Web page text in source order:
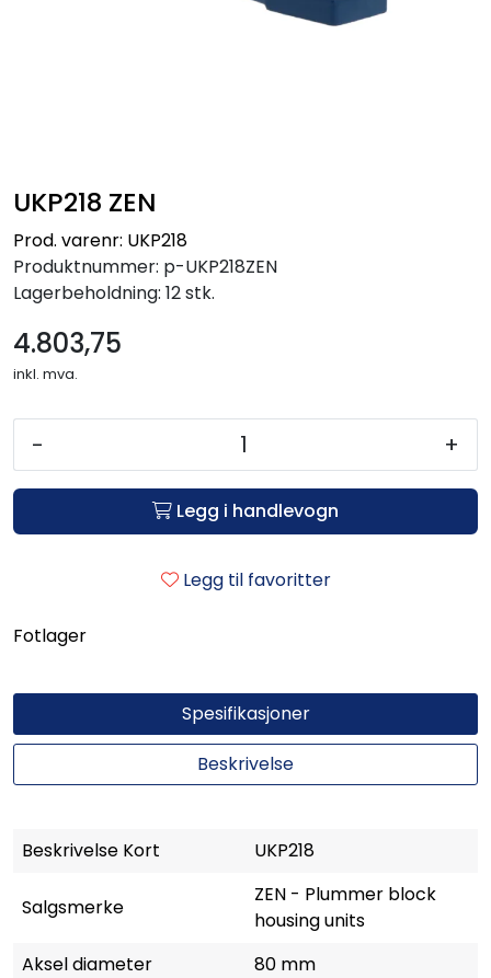
UKP218 ZEN
Prod. varenr: UKP218
Produktnummer: p-UKP218ZEN
Lagerbeholdning: 12 stk.
4.803,75
inkl. mva.
- +
Legg i handlevogn
Legg til favoritter
Fotlager
Spesifikasjoner
Beskrivelse
Beskrivelse Kort UKP218
Salgsmerke
ZEN - Plummer block
housing units
Aksel diameter
80 mm